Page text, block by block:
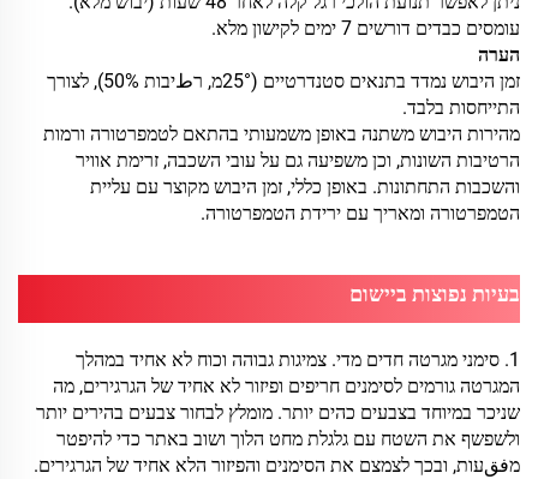
עומסים כבדים דורשים 7 ימים לקישון מלא.
הערה
זמן היבוש נמדד בתנאים סטנדרטיים (25°מ, רطיבות 50%), לצורך
התייחסות בלבד.
מהירות היבוש משתנה באופן משמעותי בהתאם לטמפרטורה ורמות
הרטיבות השונות, וכן משפיעה גם על עובי השכבה, זרימת אוויר
והשכבות התחתונות. באופן כללי, זמן היבוש מקוצר עם עליית
הטמפרטורה ומאריך עם ירידת הטמפרטורה.
בעיות נפוצות ביישום
1. סימני מגרטה חדים מדי. צמיגות גבוהה וכוח לא אחיד במהלך
המגרטה גורמים לסימנים חריפים ופיזור לא אחיד של הגרגירים, מה
שניכר במיוחד בצבעים כהים יותר. מומלץ לבחור צבעים בהירים יותר
ולשפשף את השטח עם גלגלת מחט הלוך ושוב באתר כדי להיפטר
מفقעות, ובכך לצמצם את הסימנים והפיזור הלא אחיד של הגרגירים.